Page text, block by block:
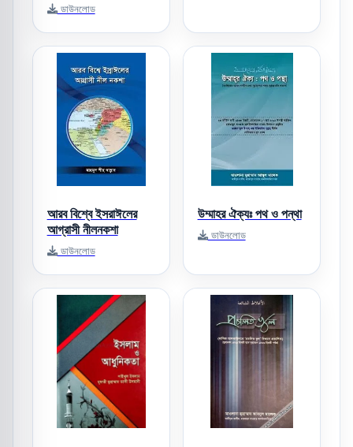
ডাউনলোড
আরব বিশ্বে ইসরাঈলের
আগ্রাসী নীলনকশা
ডাউনলোড
উম্মাহর ঐক্যঃ পথ ও পন্থা
ডাউনলোড